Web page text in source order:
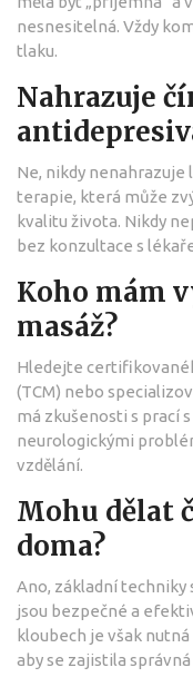
nesnesitelná. Vždy
tlaku.
Nahrazuje
Ne, nikdy nenahrazuje
terapie, která může
kvalitu života. Nikdy
bez konzultace s
Koho mám
masáž?
Hledejte
(TCM) nebo
má zkušenosti s prací
neurologickými
vzdělání.
Mohu dělat
doma?
Ano, základní techniky
jsou bezpečné a
kloubech je však
aby se zajistila